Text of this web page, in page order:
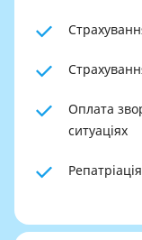
Оплата
ситуаціях
Репатріація